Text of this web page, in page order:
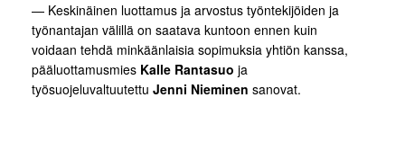
— Keskinäinen luottamus ja arvostus työntekijöiden ja
työnantajan välillä on saatava kuntoon ennen kuin
voidaan tehdä minkäänlaisia sopimuksia yhtiön kanssa,
pääluottamusmies Kalle Rantasuo ja
työsuojeluvaltuutettu Jenni Nieminen sanovat.